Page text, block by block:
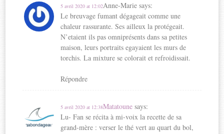
Anne-Marie says:
5 avril 2020 at 12:02
Le breuvage fumant dégageait comme une
chaleur rassurante. Ses ailleux la protégeait.
N’etaient ils pas omniprésents dans sa petites
maison, leurs portraits egayaient les murs de
torchis. La mixture se colorait et refroidissait.
Répondre
Matatoune says:
5 avril 2020 at 12:38
Lu- Fan se récita à mi-voix la recette de sa
grand-mère : verser le thé vert au quart du bol,